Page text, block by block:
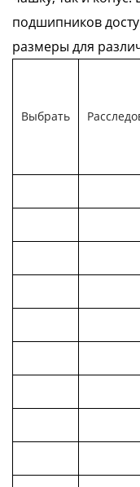
подшипников
размеры для
Выбрать